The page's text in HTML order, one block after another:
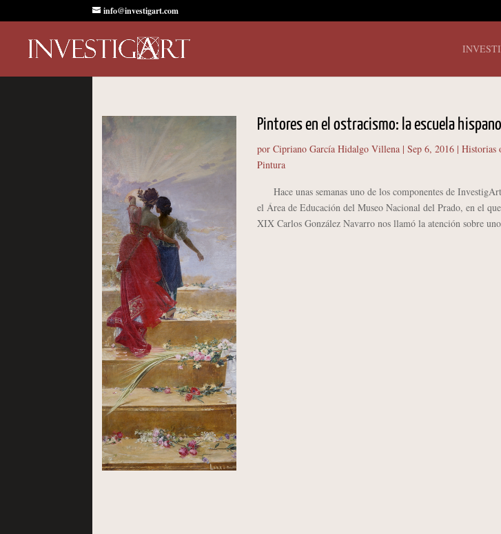
info@investigart.com
Pintores en el ostracismo: la escuela
por Cipriano García Hidalgo Villena| Sep 6, 2016| Historias
Pintura
Hace unas semanas uno de los componentes de
el Área de Educación del Museo Nacional del Prado, en el
XIX Carlos González Navarro nos llamó la atención sobre